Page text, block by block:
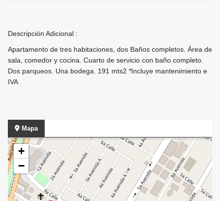
Descripción Adicional :
Apartamento de tres habitaciones, dos Baños completos. Área de
sala, comedor y cocina. Cuarto de servicio con baño completo.
Dos parqueos. Una bodega. 191 mts2 *Incluye mantenimiento e
IVA
Mapa
+
−